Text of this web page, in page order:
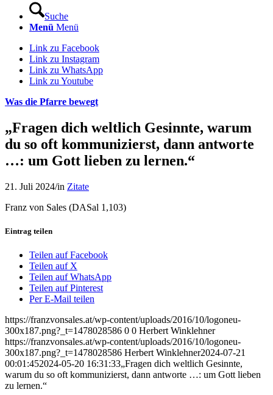
Suche
Menü Menü
Link zu Facebook
Link zu Instagram
Link zu WhatsApp
Link zu Youtube
Was die Pfarre bewegt
„Fragen dich weltlich Gesinnte, warum
du so oft kommunizierst, dann antworte
…: um Gott lieben zu lernen.“
21. Juli 2024/in Zitate
Franz von Sales (DASal 1,103)
Eintrag teilen
Teilen auf Facebook
Teilen auf X
Teilen auf WhatsApp
Teilen auf Pinterest
Per E-Mail teilen
https://franzvonsales.at/wp-content/uploads/2016/10/logoneu-
300x187.png?_t=1478028586 0 0 Herbert Winklehner
https://franzvonsales.at/wp-content/uploads/2016/10/logoneu-
300x187.png?_t=1478028586 Herbert Winklehner2024-07-21
00:01:452024-05-20 16:31:33„Fragen dich weltlich Gesinnte,
warum du so oft kommunizierst, dann antworte …: um Gott lieben
zu lernen.“